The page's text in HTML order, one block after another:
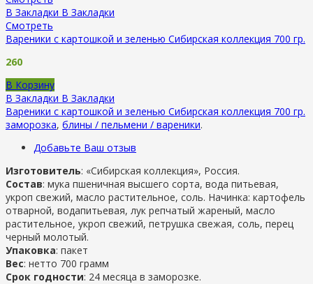
В Закладки В Закладки
Смотреть
Вареники с картошкой и зеленью Сибирская коллекция 700 гр.
260
В Корзину
В Закладки В Закладки
Вареники с картошкой и зеленью Сибирская коллекция 700 гр.
заморозка, блины / пельмени / вареники.
Добавьте Ваш отзыв
Изготовитель: «Сибирская коллекция», Россия.
Состав: мука пшеничная высшего сорта, вода питьевая,
укроп свежий, масло растительное, соль. Начинка: картофель
отварной, водапитьевая, лук репчатый жареный, масло
растительное, укроп свежий, петрушка свежая, соль, перец
черный молотый.
Упаковка: пакет
Вес: нетто 700 грамм
Срок годности: 24 месяца в заморозке.